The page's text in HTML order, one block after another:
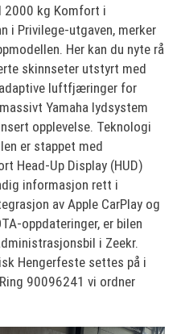
2000 kg Komfort i
i Privilege-utgaven, merker
Her kan du nyte rå
skinnseter utstyrt med
luftfjæringer for
Yamaha lydsystem
opplevelse. Teknologi
er stappet med
Head-Up Display (HUD)
informasjon rett i
av Apple CarPlay og
oppdateringer, er bilen
i Zeekr.
Hengerfeste settes på i
90096241 vi ordner